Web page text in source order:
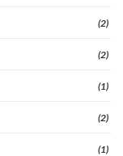
(2)
(2)
(1)
(2)
(1)